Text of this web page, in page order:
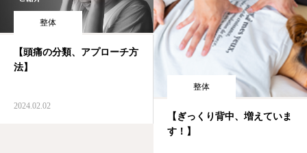
整体
【頭痛の分類、アプローチ方
法】
2024.02.02
整体
【ぎっくり背中、増えていま
す！】